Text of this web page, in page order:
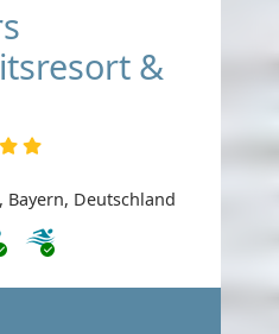
&
Bayern, Deutschland